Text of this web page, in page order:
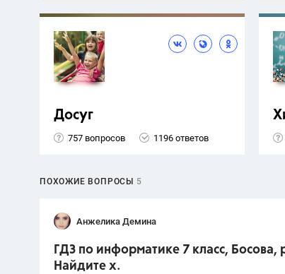
Досуг
757 вопросов 1196 ответов
ПОХОЖИЕ ВОПРОСЫ 5
Анжелика Демина
ГДЗ по информатике 7 класс, Босова,
Найдите х.